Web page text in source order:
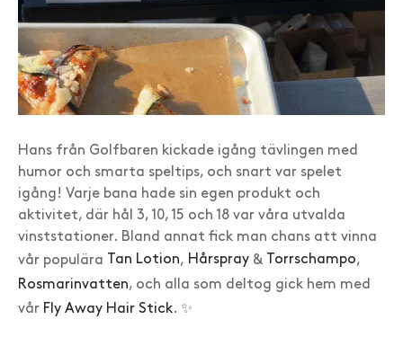
Hans från Golfbaren kickade igång tävlingen med
humor och smarta speltips, och snart var spelet
igång! Varje bana hade sin egen produkt och
aktivitet, där hål 3, 10, 15 och 18 var våra utvalda
vinststationer. Bland annat fick man chans att vinna
vår populära
Tan Lotion, Hårspray & Torrschampo,
Rosmarinvatten, och alla som deltog gick hem med
vår Fly Away Hair Stick. ✨